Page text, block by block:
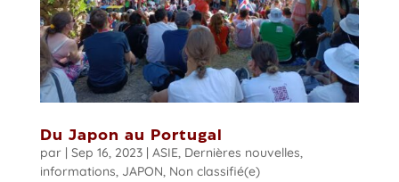
Du Japon au Portugal
par | Sep 16, 2023| ASIE, Dernières nouvelles,
informations, JAPON, Non classifié(e)